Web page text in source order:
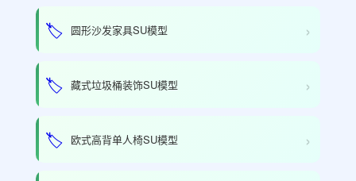
🏷️ 圆形沙发家具SU模型 ›
🏷️ 藏式垃圾桶装饰SU模型 ›
🏷️ 欧式高背单人椅SU模型 ›